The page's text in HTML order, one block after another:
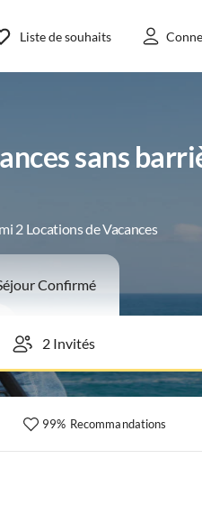
Liste de souhaits
sans
2 Locations de Vacances
Confirmé
99% Recommandations